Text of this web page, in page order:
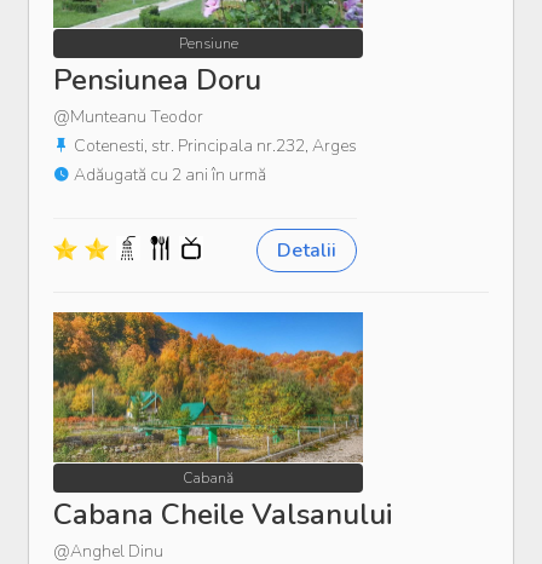
Pensiune
Pensiunea Doru
@Munteanu Teodor
Cotenesti, str. Principala nr.232, Arges
Adăugată cu 2 ani în urmă
Detalii
Cabană
Cabana Cheile Valsanului
@Anghel Dinu